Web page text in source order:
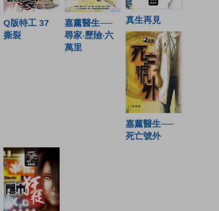
Q版特工 37
撕裂
嘉薰醫生──
尋家‧歷險‧六
萬里
真生再見
嘉薰醫生──
死亡號外